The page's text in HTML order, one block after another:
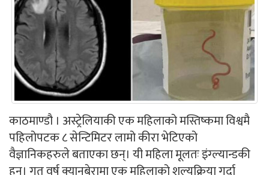
काठमाण्डौ । अस्ट्रेलियाकी एक महिलाको मस्तिष्कमा विश्वमै
पहिलोपटक ८ सेन्टिमिटर लामो कीरा भेटिएको
वैज्ञानिकहरुले बताएका छन्। यी महिला मूलतः इंग्ल्यान्डकी